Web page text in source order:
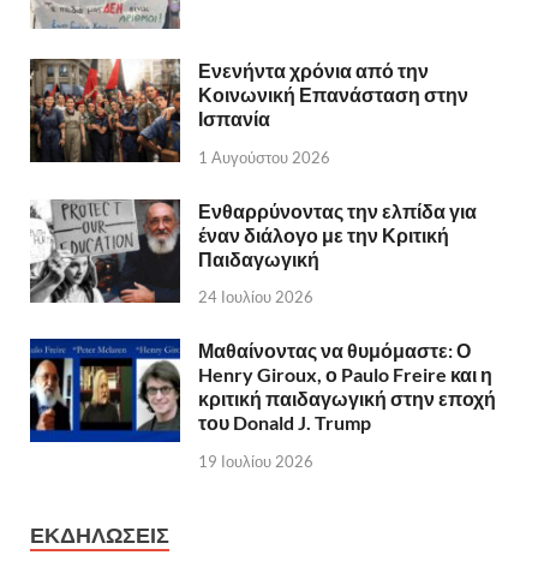
Ενενήντα χρόνια από την
Κοινωνική Επανάσταση στην
Ισπανία
1 Αυγούστου 2026
Ενθαρρύνοντας την ελπίδα για
έναν διάλογο με την Κριτική
Παιδαγωγική
24 Ιουλίου 2026
Μαθαίνοντας να θυμόμαστε: Ο
Henry Giroux, ο Paulo Freire και η
κριτική παιδαγωγική στην εποχή
του Donald J. Trump
19 Ιουλίου 2026
ΕΚΔΗΛΩΣΕΙΣ